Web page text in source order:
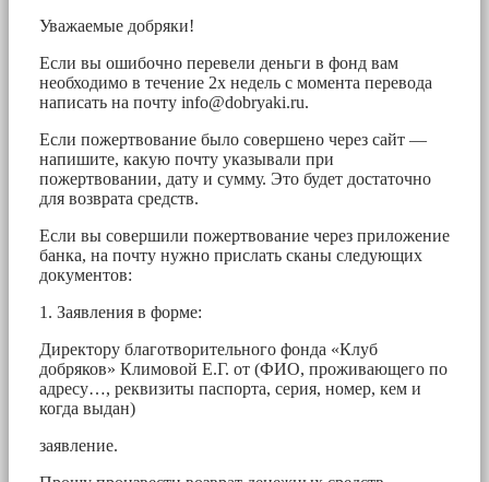
Уважаемые добряки!
Если вы ошибочно перевели деньги в фонд вам
необходимо в течение 2х недель с момента перевода
написать на почту info@dobryaki.ru.
Если пожертвование было совершено через сайт —
напишите, какую почту указывали при
пожертвовании, дату и сумму. Это будет достаточно
для возврата средств.
Если вы совершили пожертвование через приложение
банка, на почту нужно прислать сканы следующих
документов:
1. Заявления в форме:
Директору благотворительного фонда «Клуб
добряков» Климовой Е.Г. от (ФИО, проживающего по
адресу…, реквизиты паспорта, серия, номер, кем и
когда выдан)
заявление.